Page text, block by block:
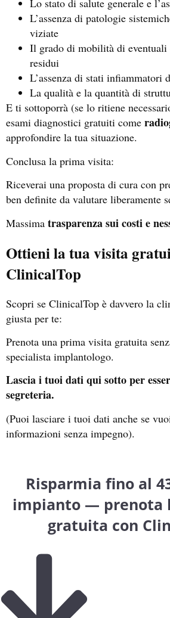
Lo stato di salute generale e
L’assenza di patologie
viziate
Il grado di mobilità di eventuali
residui
L’assenza di stati infiammatori
La qualità e la quantità di
E ti sottoporrà (se lo ritiene
esami diagnostici gratuiti come
approfondire la tua situazione.
Conclusa la prima visita:
Riceverai una proposta di cura con
ben definite da valutare liberamente
Massima trasparenza sui costi e
Ottieni la tua visita
ClinicalTop
Scopri se ClinicalTop è davvero la
giusta per te:
Prenota una prima visita gratuita
specialista implantologo.
Lascia i tuoi dati qui sotto per
segreteria.
(Puoi lasciare i tuoi dati anche se
informazioni senza impegno).
Risparmia fino al
impianto — prenota
gratuita con